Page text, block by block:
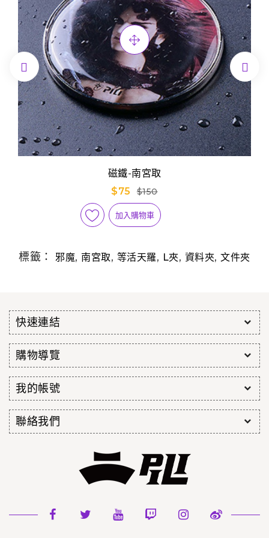
磁鐵-南宮取
$75
$150
加入購物車
 
標籤：邪魔, 南宮取, 等活天羅, L夾, 資料夾,文件夾
快速連結
購物導覽
我的帳號
聯絡我們